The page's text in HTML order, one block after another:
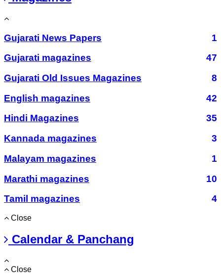
Gujarati News Papers
1
Gujarati magazines
47
Gujarati Old Issues Magazines
8
English magazines
42
Hindi Magazines
35
Kannada magazines
3
Malayam magazines
1
Marathi magazines
10
Tamil magazines
4
Close
Calendar & Panchang
Close